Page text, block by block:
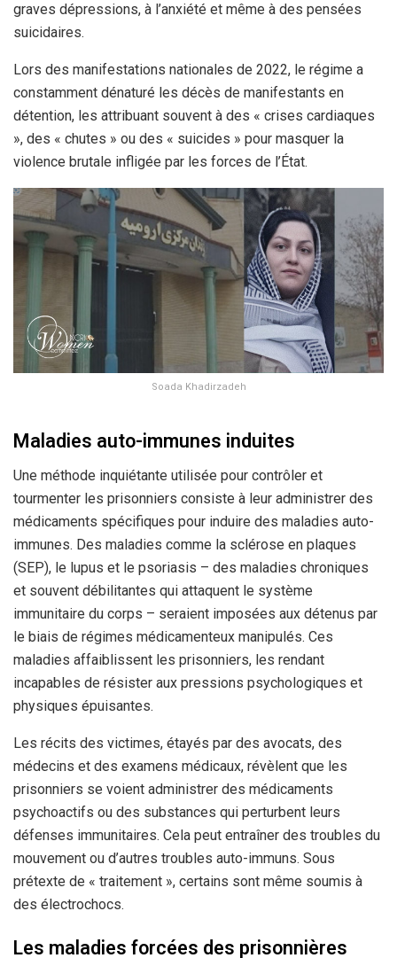
graves dépressions, à l’anxiété et même à des pensées
suicidaires.
Lors des manifestations nationales de 2022, le régime a
constamment dénaturé les décès de manifestants en
détention, les attribuant souvent à des « crises cardiaques
», des « chutes » ou des « suicides » pour masquer la
violence brutale infligée par les forces de l’État.
Soada Khadirzadeh
Maladies auto-immunes induites
Une méthode inquiétante utilisée pour contrôler et
tourmenter les prisonniers consiste à leur administrer des
médicaments spécifiques pour induire des maladies auto-
immunes. Des maladies comme la sclérose en plaques
(SEP), le lupus et le psoriasis – des maladies chroniques
et souvent débilitantes qui attaquent le système
immunitaire du corps – seraient imposées aux détenus par
le biais de régimes médicamenteux manipulés. Ces
maladies affaiblissent les prisonniers, les rendant
incapables de résister aux pressions psychologiques et
physiques épuisantes.
Les récits des victimes, étayés par des avocats, des
médecins et des examens médicaux, révèlent que les
prisonniers se voient administrer des médicaments
psychoactifs ou des substances qui perturbent leurs
défenses immunitaires. Cela peut entraîner des troubles du
mouvement ou d’autres troubles auto-immuns. Sous
prétexte de « traitement », certains sont même soumis à
des électrochocs.
Les maladies forcées des prisonnières